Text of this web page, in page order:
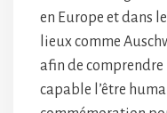
en Europe et dans
lieux comme
afin de
capable l’être